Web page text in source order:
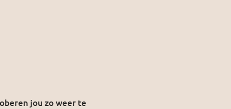
jou zo weer te